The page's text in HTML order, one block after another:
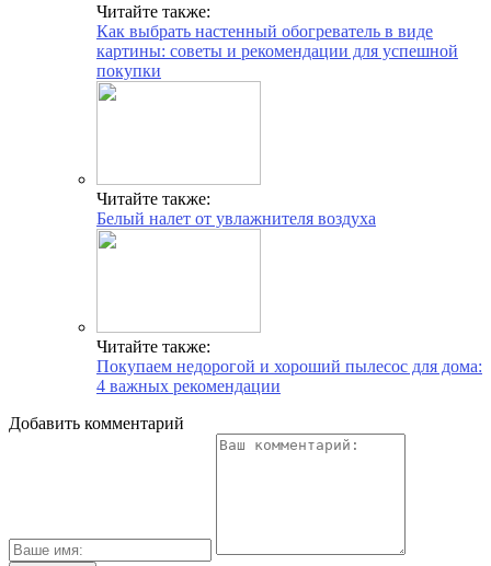
Читайте также:
Как выбрать настенный обогреватель в виде
картины: советы и рекомендации для успешной
покупки
Читайте также:
Белый налет от увлажнителя воздуха
Читайте также:
Покупаем недорогой и хороший пылесос для дома:
4 важных рекомендации
Добавить комментарий